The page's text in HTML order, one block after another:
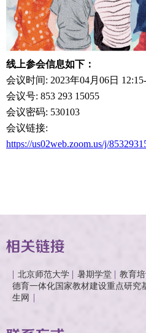
线上参会信息如下：
会议时间: 2023年04月06日
会议号: 853 293 15055
会议密码: 530103
会议链接:
https://us02web.zoom.us/j/
北京师范大学 暑期学堂 教育培
德育一体化国家教材建设重点研究
生网